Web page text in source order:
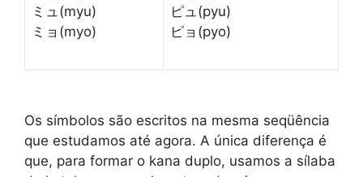
ミュ(myu)
ミョ(myo)
ピュ(pyu)
ピョ(pyo)
Os símbolos são escritos na mesma seqüência
que estudamos até agora. A única diferença é
que, para formar o kana duplo, usamos a sílaba